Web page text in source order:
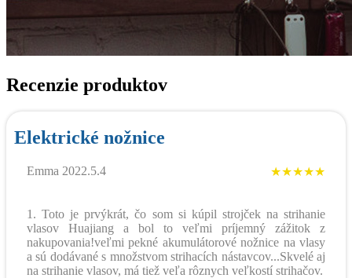
Recenzie produktov
Elektrické nožnice
Emma 2022.5.4 ★★★★★
1. Toto je prvýkrát, čo som si kúpil strojček na strihanie
vlasov Huajiang a bol to veľmi príjemný zážitok z
nakupovania!veľmi pekné akumulátorové nožnice na vlasy
a sú dodávané s množstvom strihacích nástavcov...Skvelé aj
na strihanie vlasov, má tiež veľa rôznych veľkostí strihačov.